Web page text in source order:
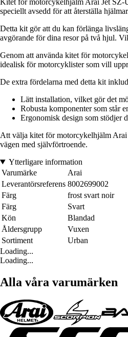
Kitet för motorcykelhjälm Arai Jet SZ-
speciellt avsedd för att återställa
Detta kit gör att du kan förlänga
avgörande för dina resor på två hjul.
Genom att använda kitet för
idealisk för motorcyklister som vill
De extra fördelarna med detta kit
Lätt installation, vilket gör det
Robusta komponenter som står
Ergonomisk design som stödjer
Att välja kitet för motorcykelhjälm Arai
vägen med självförtroende.
Ytterligare information
Varumärke
Arai
Leverantörsreferens 8002699002
Färg
frost svart noir
Färg
Svart
Kön
Blandad
Åldersgrupp
Vuxen
Sortiment
Urban
Loading...
Loading...
Alla våra varumärken